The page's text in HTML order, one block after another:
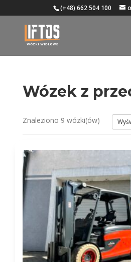
(+48) 662 504 100
Wózek z
Znaleziono 9 wózki(ów)